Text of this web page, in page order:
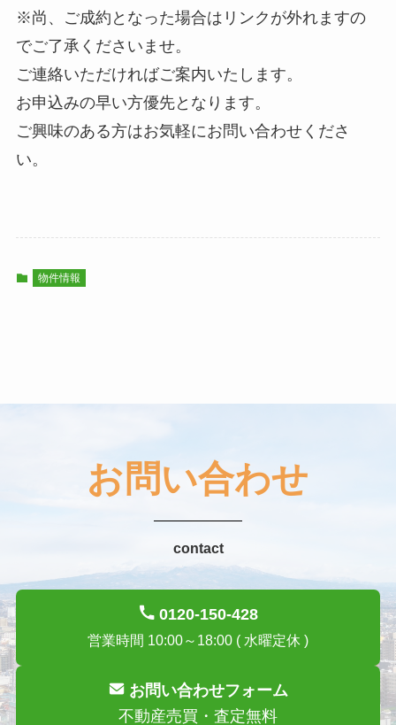
※尚、ご成約となった場合はリンクが外れますの
でご了承くださいませ。
ご連絡いただければご案内いたします。
お申込みの早い方優先となります。
ご興味のある方はお気軽にお問い合わせくださ
い。
物件情報
お問い合わせ
contact
0120-150-428
営業時間 10:00～18:00 ( 水曜定休 )
お問い合わせフォーム
不動産売買・査定無料